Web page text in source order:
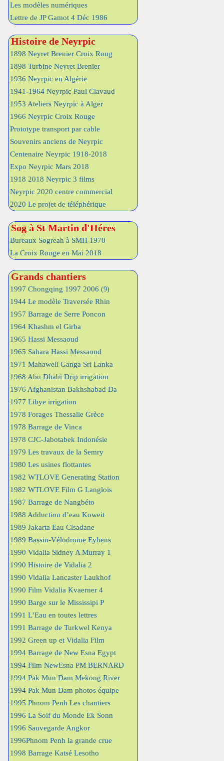
Les modèles numériques
Lettre de JP Gamot 4 Déc 1986
Histoire de Neyrpic
1898 Neyret Brenier Croix Roug
1898 Turbine Neyret Brenier
1936 Neyrpic en Algérie
1941-1964 Neyrpic Paul Clavaud
1953 Ateliers Neyrpic à Alger
1966 Neyrpic Croix Rouge
Prototype transport par cable
Souvenirs anciens de Neyrpic
Centenaire Neyrpic 1918-2018
Expo Neyrpic Mars 2018
1918 2018 Neyrpic 3 films
Neyrpic 2020 centre commercial
2020 Le projet de téléphérique
Sog à St Martin d'Héres
Bureaux Sogreah à SMH 1970
La Croix Rouge en Mai 2018
Grands chantiers
1997 Chongqing 1997 2006 (9)
1944 Le modèle Traversée Rhin
1957 Barrage de Serre Poncon
1964 Khashm el Girba
1965 Hassi Messaoud
1965 Sahara Hassi Messaoud
1971 Mahaweli Ganga Sri Lanka
1968 Abu Dhabi Drip irrigation
1976 Afghanistan Bakhshabad Da
1977 Libye irrigation
1978 Forages Thessalie Grèce
1978 Barrage de Vinca
1978 CJC-Jabotabek Indonésie
1979 Les travaux de la Semry
1980 Les usines flottantes
1982 WTLOVE Generating Station
1982 WTLOVE Film G Langlois
1987 Barrage de Nangbéto
1988 Adduction d’eau Koweit
1989 Jakarta Eau Cisadane
1989 Bassin-Vélodrome Eybens
1990 Vidalia Sidney A Murray 1
1990 Histoire de Vidalia 2
1990 Vidalia Lancaster Laukhof
1990 Film Vidalia Kvaerner 4
1990 Barge sur le Mississipi P
1991 L’Eau en toutes lettres
1991 Barrage de Turkwel Kenya
1992 Green up et Vidalia Film
1994 Barrage de New Esna Egypt
1994 Film NewEsna PM BERNARD
1994 Pak Mun Dam Mekong River
1994 Pak Mun Dam photos équipe
1995 Phnom Penh Les chantiers
1996 La Soif du Monde Ek Sonn
1996 Sauvegarde Angkor
1996Phnom Penh la grande crue
1998 Barrage Katsé Lesotho